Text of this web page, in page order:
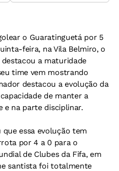
o Guaratinguetá por 5
feira, na Vila Belmiro, o
a maturidade
time vem mostrando
destacou a evolução da
de manter a
e na parte disciplinar.
essa evolução tem
por 4 a 0 para o
de Clubes da Fifa, em
santista foi totalmente